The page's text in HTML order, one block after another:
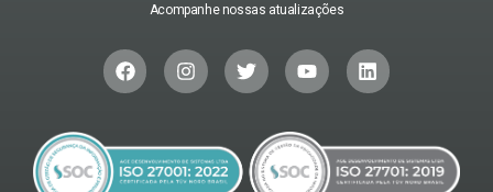
Acompanhe nossas atualizações